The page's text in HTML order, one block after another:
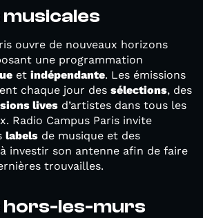
musicales
ouvre de nouveaux horizons
une programmation
et indépendante. Les émissions
chaque jour des sélections, des
lives d’artistes dans tous les
Radio Campus Paris invite
labels de musique et des
investir son antenne afin de faire
trouvailles.
hors-les-murs